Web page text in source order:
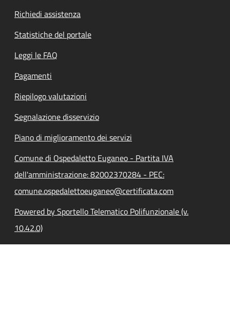
Richiedi assistenza
Statistiche del portale
Leggi le FAQ
Pagamenti
Riepilogo valutazioni
Segnalazione disservizio
Piano di miglioramento dei servizi
Comune di Ospedaletto Euganeo - Partita IVA
dell'amministrazione: 82002370284 - PEC:
comune.ospedalettoeuganeo@certificata.com
Powered by Sportello Telematico Polifunzionale (v.
10.42.0)